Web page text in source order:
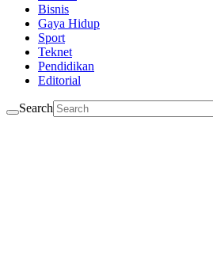
Bisnis
Gaya Hidup
Sport
Teknet
Pendidikan
Editorial
Search